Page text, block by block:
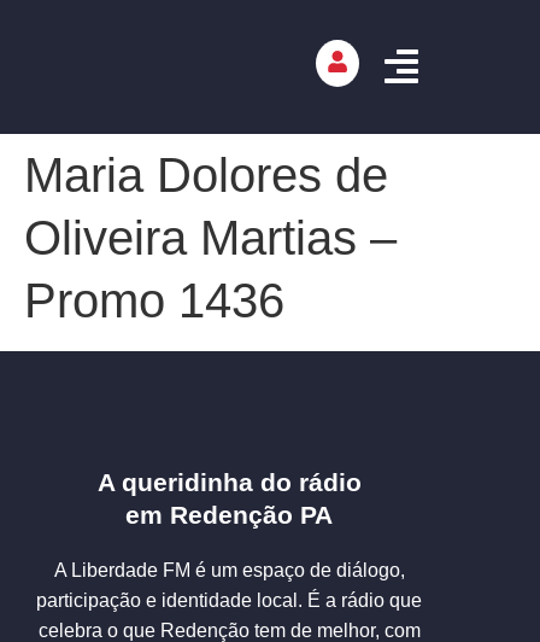
Maria Dolores de
Oliveira Martias –
Promo 1436
A queridinha do rádio
em Redenção PA
A Liberdade FM é um espaço de diálogo,
participação e identidade local. É a rádio que
celebra o que Redenção tem de melhor, com